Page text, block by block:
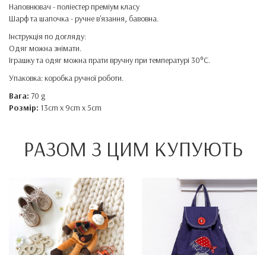
Наповнювач - поліестер преміум класу
Шарф та шапочка - ручне в'язання, бавовна.
Інструкція по догляду:
Одяг можна знімати.
Іграшку та одяг можна прати вручну при температурі 30°C.
Упаковка: коробка ручної роботи.
Вага: 70 g
Розмір: 13cm x 9cm x 5cm
РАЗОМ З ЦИМ КУПУЮТЬ